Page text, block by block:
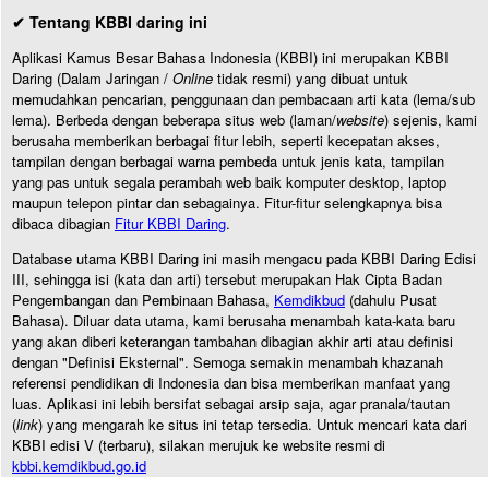
✔ Tentang KBBI daring ini
Aplikasi Kamus Besar Bahasa Indonesia (KBBI) ini merupakan KBBI
Daring (Dalam Jaringan / Online tidak resmi) yang dibuat untuk
memudahkan pencarian, penggunaan dan pembacaan arti kata (lema/sub
lema). Berbeda dengan beberapa situs web (laman/website) sejenis, kami
berusaha memberikan berbagai fitur lebih, seperti kecepatan akses,
tampilan dengan berbagai warna pembeda untuk jenis kata, tampilan
yang pas untuk segala perambah web baik komputer desktop, laptop
maupun telepon pintar dan sebagainya. Fitur-fitur selengkapnya bisa
dibaca dibagian Fitur KBBI Daring.
Database utama KBBI Daring ini masih mengacu pada KBBI Daring Edisi
III, sehingga isi (kata dan arti) tersebut merupakan Hak Cipta Badan
Pengembangan dan Pembinaan Bahasa, Kemdikbud (dahulu Pusat
Bahasa). Diluar data utama, kami berusaha menambah kata-kata baru
yang akan diberi keterangan tambahan dibagian akhir arti atau definisi
dengan "Definisi Eksternal". Semoga semakin menambah khazanah
referensi pendidikan di Indonesia dan bisa memberikan manfaat yang
luas. Aplikasi ini lebih bersifat sebagai arsip saja, agar pranala/tautan
(link) yang mengarah ke situs ini tetap tersedia. Untuk mencari kata dari
KBBI edisi V (terbaru), silakan merujuk ke website resmi di
kbbi.kemdikbud.go.id